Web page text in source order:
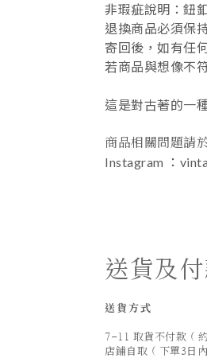
非瑕疵說明：鈕
退換商品必須保
寄回後，如有任
若商品與想像不
這是對古著的一
商品相關問題請
Instagram ：
送貨及
送貨方式
7-11 取貨不付款 (
店鋪自取 ( 下單3日